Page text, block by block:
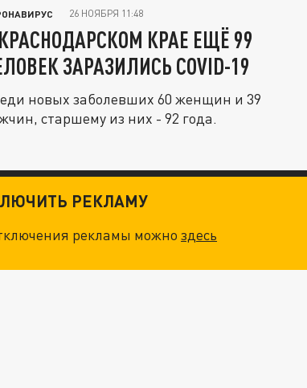
26 НОЯБРЯ 11:48
КРАЕ ЕЩЁ 99
ЗАРАЗИЛИСЬ COVID-19
новых заболевших 60 женщин и 39
старшему из них - 92 года.
РЕКЛАМУ
рекламы можноздесь